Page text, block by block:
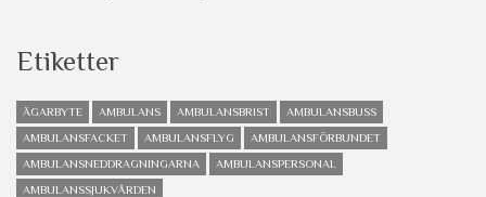
Etiketter
ÄGARBYTE AMBULANS AMBULANSBRIST
AMBULANSBUSS
AMBULANSFACKET
AMBULANSFLYG
AMBULANSFÖRBUNDET
AMBULANSNEDDRAGNINGARNA
AMBULANSPERSONAL
AMBULANSSJUKVÅRDEN